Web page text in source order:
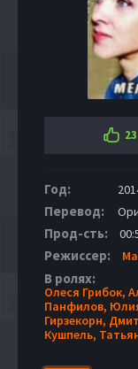
23
Год:
Перевод:
Прод-сть:
Режиссер:
В ролях:
Олеся Грибок,
Панфилов,
Гирзекорн,
Кушпель,